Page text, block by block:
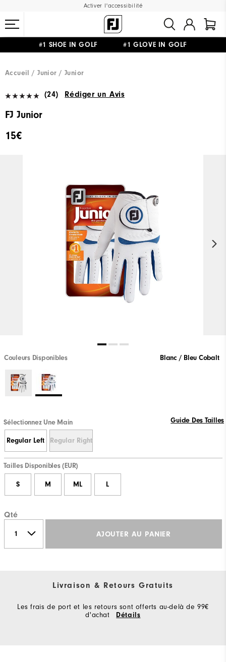
Activer l'accessibilité
#1 SHOE IN GOLF #1 GLOVE IN GOLF
Accueil
Junior Junior
(24) Rédiger un Avis
FJ Junior
15€
Couleurs Disponibles Blanc / Bleu Cobalt
Sélectionnez Une Main Guide Des Tailles
Regular Left Regular Right
Tailles Disponibles (EUR)
S M ML L
Qté
AJOUTER AU PANIER
Livraison & Retours Gratuits
Les frais de port et les retours sont offerts au-delà de 99€
d'achat
Détails